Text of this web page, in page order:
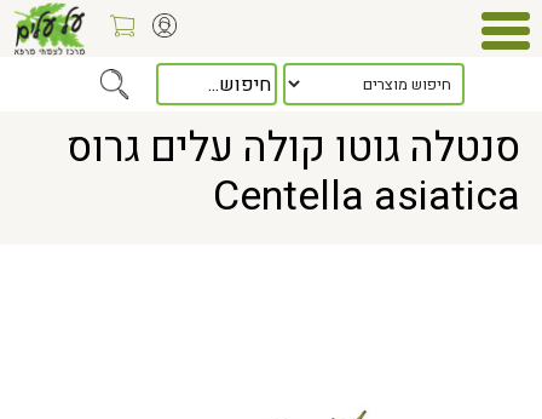
> סנטלה גוטו קולה עלים גרוס Centella asiatica
סנטלה גוטו קולה עלים גרוס
Centella asiatica